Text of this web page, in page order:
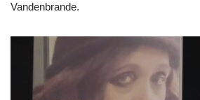
Vandenbrande.